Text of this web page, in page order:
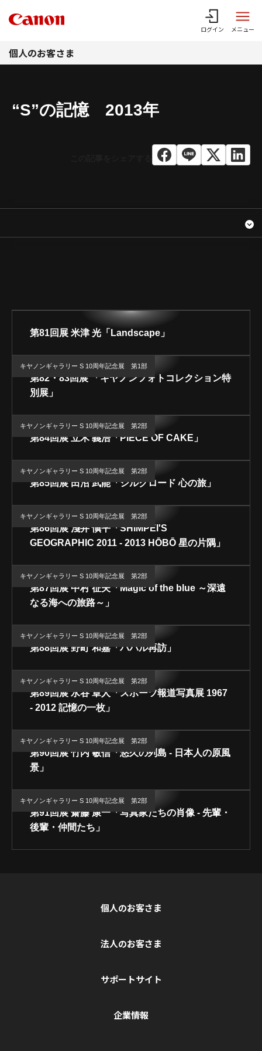
ログイン メニュー
個人のお客さま
“S”の記憶 2013年
第81回展 米津 光「Landscape」
第82・83回展 「キヤノンフォトコレクション特
別展」
キヤノンギャラリー S 10周年記念展 第1部
第84回展 立木 義浩「PIECE OF CAKE」
キヤノンギャラリー S 10周年記念展 第2部
第85回展 田沼 武能「シルクロード 心の旅」
キヤノンギャラリー S 10周年記念展 第2部
第86回展 淺井 愼平「SHIMPEI'S
GEOGRAPHIC 2011 - 2013 HŌBŌ 星の片隅」
キヤノンギャラリー S 10周年記念展 第2部
第87回展 中村 征夫「Magic of the blue ～深遠
なる海への旅路～」
キヤノンギャラリー S 10周年記念展 第2部
第88回展 野町 和嘉「バハル再訪」
キヤノンギャラリー S 10周年記念展 第2部
第89回展 水谷 章人「スポーツ報道写真展 1967
- 2012 記憶の一枚」
キヤノンギャラリー S 10周年記念展 第2部
第90回展 竹内 敏信「悠久の列島 - 日本人の原風
景」
キヤノンギャラリー S 10周年記念展 第2部
第91回展 齋藤 康一「写真家たちの肖像 - 先輩・
後輩・仲間たち」
キヤノンギャラリー S 10周年記念展 第2部
個人のお客さま
法人のお客さま
サポートサイト
企業情報